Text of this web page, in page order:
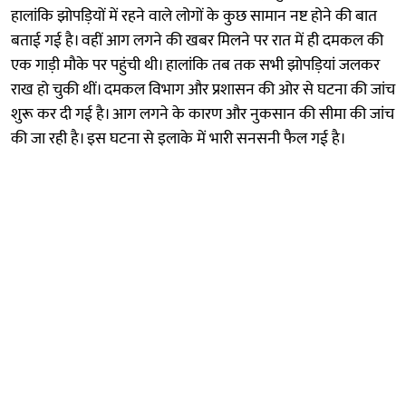
हालांकि झोपड़ियों में रहने वाले लोगों के कुछ सामान नष्ट होने की बात
बताई गई है। वहीं आग लगने की खबर मिलने पर रात में ही दमकल की
एक गाड़ी मौके पर पहुंची थी। हालांकि तब तक सभी झोपड़ियां जलकर
राख हो चुकी थीं। दमकल विभाग और प्रशासन की ओर से घटना की जांच
शुरू कर दी गई है। आग लगने के कारण और नुकसान की सीमा की जांच
की जा रही है। इस घटना से इलाके में भारी सनसनी फैल गई है।